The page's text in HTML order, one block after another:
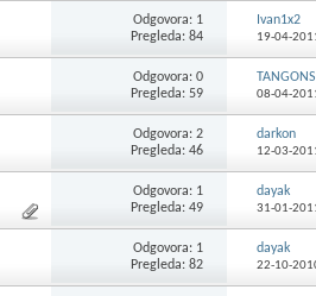
Odgovora: 1
Pregleda: 84
Ivan1x2
19-04-
Odgovora: 0
Pregleda: 59
TANGONS
08-04-
Odgovora: 2
Pregleda: 46
darkon
12-03-
Odgovora: 1
Pregleda: 49
dayak
31-01-
Odgovora: 1
Pregleda: 82
dayak
22-10-